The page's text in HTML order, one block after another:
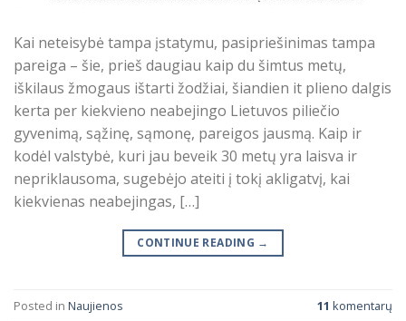
Kai neteisybė tampa įstatymu, pasipriešinimas tampa
pareiga – šie, prieš daugiau kaip du šimtus metų,
iškilaus žmogaus ištarti žodžiai, šiandien it plieno dalgis
kerta per kiekvieno neabejingo Lietuvos piliečio
gyvenimą, sąžinę, sąmonę, pareigos jausmą. Kaip ir
kodėl valstybė, kuri jau beveik 30 metų yra laisva ir
nepriklausoma, sugebėjo ateiti į tokį akligatvį, kai
kiekvienas neabejingas, […]
CONTINUE READING →
Posted in Naujienos 11 komentarų